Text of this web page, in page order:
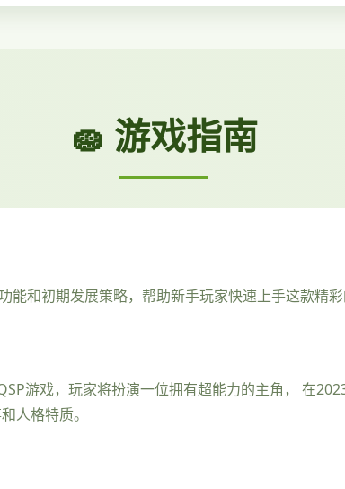
🧽 游戏指南
和初期发展策略，帮助新手玩家快速上手这款精彩
游戏，玩家将扮演一位拥有超能力的主角， 在
人格特质。